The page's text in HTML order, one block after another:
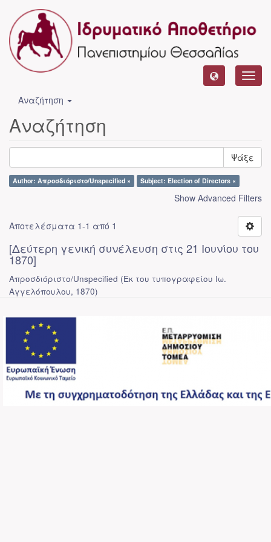
Αναζήτηση
Αναζήτηση
Ψάξε
Author: Απροσδιόριστο/Unspecified × Subject: Election of Directors ×
Show Advanced Filters
Αποτελέσματα 1-1 από 1
[Δεύτερη γενική συνέλευση στις 21 Ιουνίου του
1870]
Απροσδιόριστο/Unspecified (Εκ του τυπογραφείου Ιω.
Αγγελόπουλου, 1870)